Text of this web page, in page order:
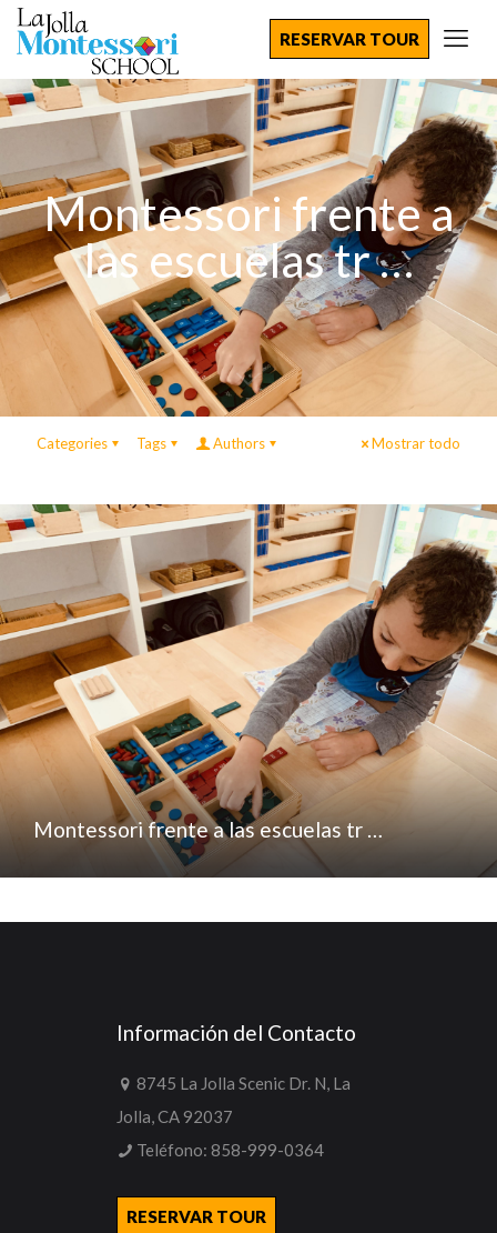
RESERVAR TOUR
Montessori frente a
las escuelas tr …
Categories Tags Authors Mostrar todo
Montessori frente a las escuelas tr …
Información del Contacto
8745 La Jolla Scenic Dr. N, La
Jolla, CA 92037
Teléfono: 858-999-0364
RESERVAR TOUR